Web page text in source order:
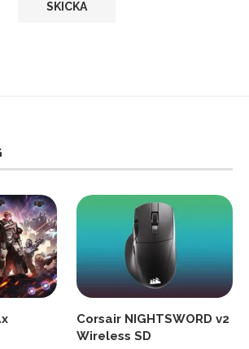
Corsair NIGHTSWORD v2
Wireless SD